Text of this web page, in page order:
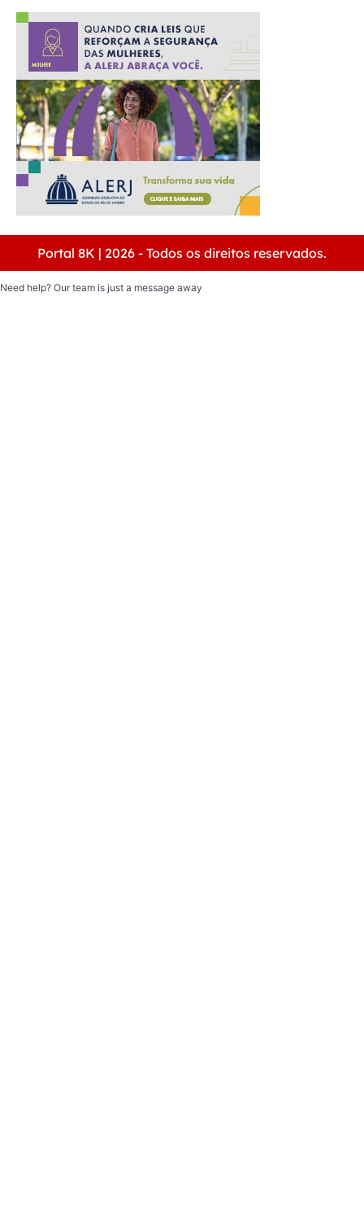
Portal 8K | 2026 - Todos os direitos reservados.
Need help? Our team is just a message away